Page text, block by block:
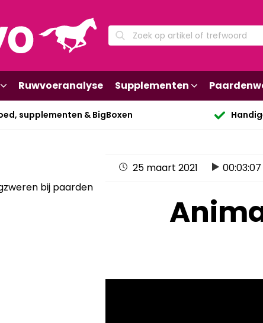
Ruwvoeranalyse Supplementen
supplementen & BigBoxen
bij paarden
25 maart 2021 00:03:07